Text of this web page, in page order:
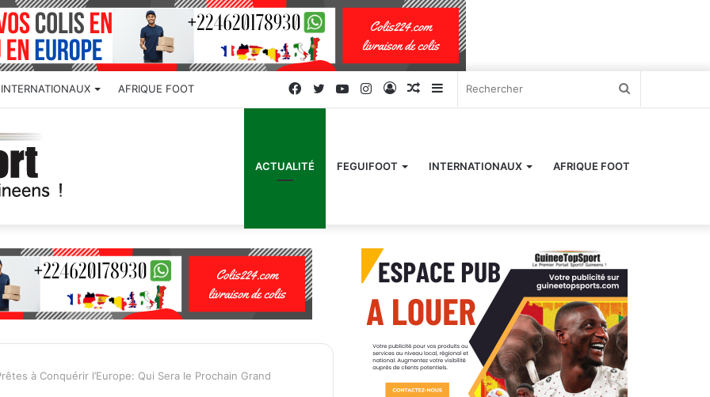
INTERNATIONAUX AFRIQUE FOOT Sidebar
latérale)
Article
Connexion
Instagram
YouTube
Twitter
Facebook
ACTUALITÉ FEGUIFOOT INTERNATIONAUX AFRIQUE FOOT
à Conquérir l’Europe: Qui Sera le Prochain Grand